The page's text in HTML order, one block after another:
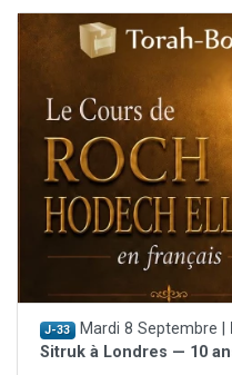
J-33 Mardi 8 Septembre |
Sitruk à Londres — 10